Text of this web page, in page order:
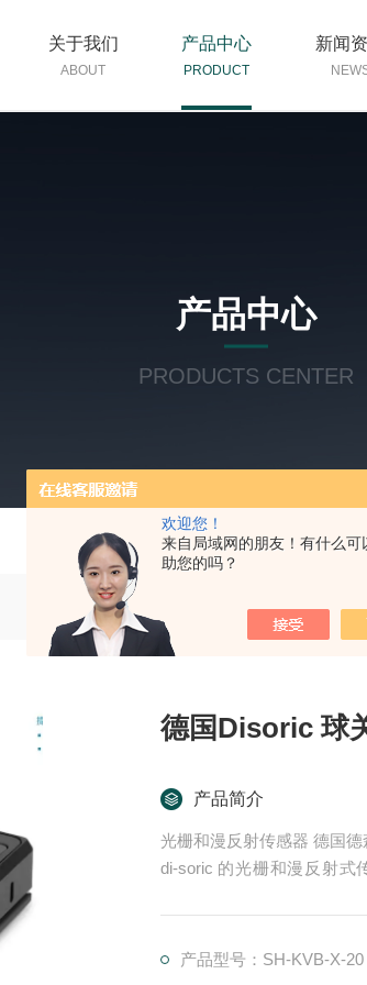
欢迎您！
来自局域网的朋友！有什么可
助您的吗？
关于我们
ABOUT
产品中心
PRODUCT
新闻
产品中心
PRODUCTS CENTER
当前位置：首
德国Disoric 球
产品简介
光栅和漫反射传感器 德国
di-soric 的光栅和漫反射式
产品型号：SH-KVB-X-20